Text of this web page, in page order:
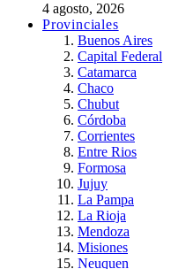
4 agosto, 2026
Provinciales
Buenos Aires
Capital Federal
Catamarca
Chaco
Chubut
Córdoba
Corrientes
Entre Rios
Formosa
Jujuy
La Pampa
La Rioja
Mendoza
Misiones
Neuquen